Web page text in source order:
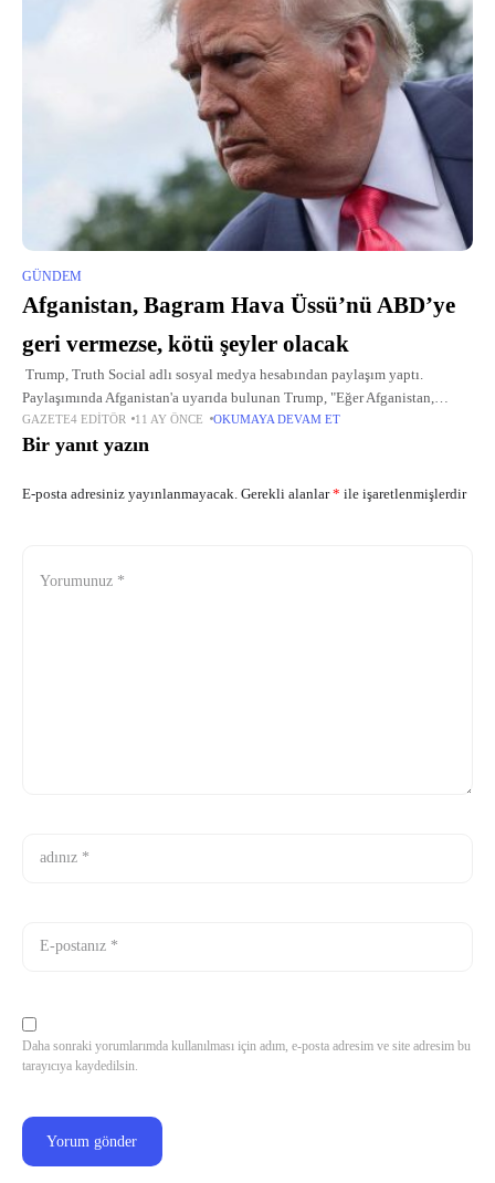
GÜNDEM
Afganistan, Bagram Hava Üssü’nü ABD’ye
geri vermezse, kötü şeyler olacak
Trump, Truth Social adlı sosyal medya hesabından paylaşım yaptı.
Paylaşımında Afganistan'a uyarıda bulunan Trump, "Eğer Afganistan,
Bagram Hava Üssü'nü inşa eden ABD'ye geri vermezse, kötü şeyler olacak."
dedi.
GAZETE4 EDITÖR 11 AY ÖNCE OKUMAYA DEVAM ET
Bir yanıt yazın
E-posta adresiniz yayınlanmayacak. Gerekli alanlar* ile işaretlenmişlerdir
Daha sonraki yorumlarımda kullanılması için adım, e-posta adresim ve site adresim bu
tarayıcıya kaydedilsin.